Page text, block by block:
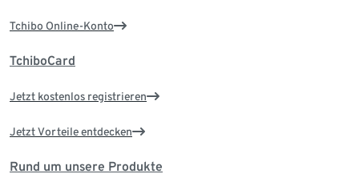
Tchibo Online-Konto
TchiboCard
Jetzt kostenlos registrieren
Jetzt Vorteile entdecken
Rund um unsere Produkte